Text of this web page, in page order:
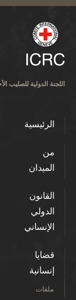
اللجنة الدولية للصليب
الرئيسية
من
الميدان
القانون
الدولي
الإنساني
قضايا
إنسانية
ملفات